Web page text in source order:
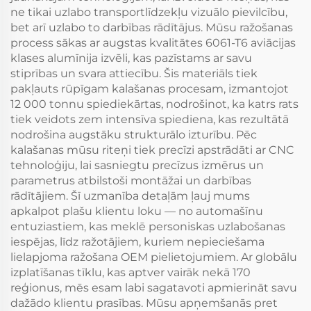
ne tikai uzlabo transportlīdzekļu vizuālo pievilcību,
bet arī uzlabo to darbības rādītājus. Mūsu ražošanas
process sākas ar augstas kvalitātes 6061-T6 aviācijas
klases alumīnija izvēli, kas pazīstams ar savu
stiprības un svara attiecību. Šis materiāls tiek
pakļauts rūpīgam kalašanas procesam, izmantojot
12 000 tonnu spiediekārtas, nodrošinot, ka katrs rats
tiek veidots zem intensīva spiediena, kas rezultātā
nodrošina augstāku strukturālo izturību. Pēc
kalašanas mūsu riteņi tiek precīzi apstrādāti ar CNC
tehnoloģiju, lai sasniegtu precīzus izmērus un
parametrus atbilstoši montāžai un darbības
rādītājiem. Šī uzmanība detaļām ļauj mums
apkalpot plašu klientu loku — no automašīnu
entuziastiem, kas meklē personiskas uzlabošanas
iespējas, līdz ražotājiem, kuriem nepieciešama
lielapjoma ražošana OEM pielietojumiem. Ar globālu
izplatīšanas tīklu, kas aptver vairāk nekā 170
reģionus, mēs esam labi sagatavoti apmierināt savu
dažādo klientu prasības. Mūsu apņemšanās pret